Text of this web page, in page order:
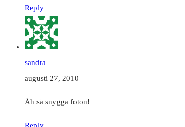
Reply
sandra
augusti 27, 2010
Åh så snygga foton!